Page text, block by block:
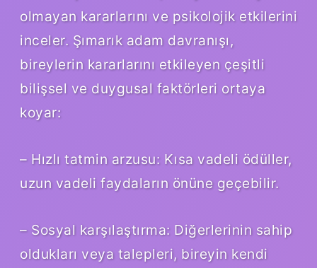
olmayan kararlarını ve psikolojik etkilerini
inceler. Şımarık adam davranışı,
bireylerin kararlarını etkileyen çeşitli
bilişsel ve duygusal faktörleri ortaya
koyar:
– Hızlı tatmin arzusu: Kısa vadeli ödüller,
uzun vadeli faydaların önüne geçebilir.
– Sosyal karşılaştırma: Diğerlerinin sahip
oldukları veya talepleri, bireyin kendi